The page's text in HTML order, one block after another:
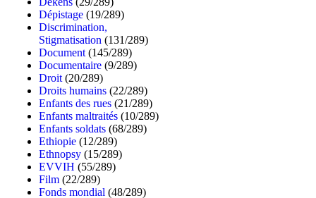
Dépistage (19/289)
Discrimination,
Stigmatisation (131/289)
Document (145/289)
Documentaire (9/289)
Droit (20/289)
Droits humains (22/289)
Enfants des rues (21/289)
Enfants maltraités (10/289)
Enfants soldats (68/289)
Ethiopie (12/289)
Ethnopsy (15/289)
EVVIH (55/289)
Film (22/289)
Fonds mondial (48/289)